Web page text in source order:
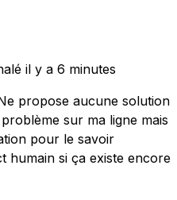
il y a 6 minutes
propose aucune solution
sur ma ligne mais
pour le savoir
humain si ça existe encore